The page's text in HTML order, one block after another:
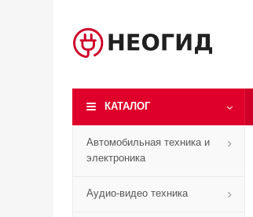
КАТАЛОГ
Автомобильная техника и
электроника
Аудио-видео техника